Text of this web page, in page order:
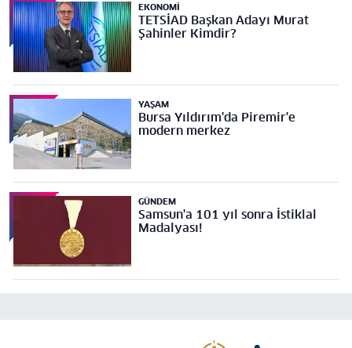
EKONOMI
TETSİAD Başkan Adayı Murat
Şahinler Kimdir?
YAŞAM
Bursa Yıldırım'da Piremir'e
modern merkez
GÜNDEM
Samsun'a 101 yıl sonra İstiklal
Madalyası!